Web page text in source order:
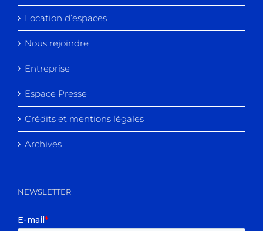
Location d’espaces
Nous rejoindre
Entreprise
Espace Presse
Crédits et mentions légales
Archives
NEWSLETTER